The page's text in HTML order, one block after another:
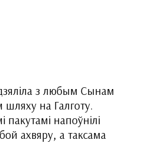
з любым Сынам
на Галготу.
напоўнілі
ахвяру, а таксама